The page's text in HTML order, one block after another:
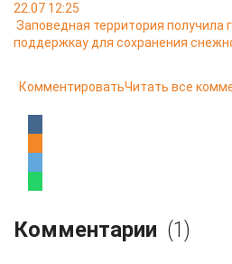
22.07 12:25
Заповедная территория получила
поддержкау для сохранения
КомментироватьЧитать все
Комментарии (1)